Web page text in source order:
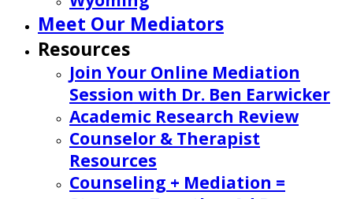
Meet Our Mediators
Resources
Join Your Online Mediation
Session with Dr. Ben Earwicker
Academic Research Review
Counselor & Therapist
Resources
Counseling + Mediation =